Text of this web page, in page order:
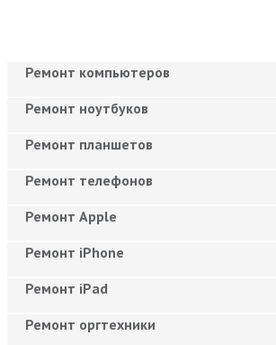
Ремонт компьютеров
Ремонт ноутбуков
Ремонт планшетов
Ремонт телефонов
Ремонт Apple
Ремонт iPhone
Ремонт iPad
Ремонт оргтехники